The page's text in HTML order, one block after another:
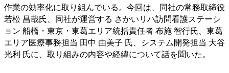
作業の効率化に取り組んでいる。今回は、同社の常務取締役
若松 昌哉氏、同社が運営する さかいリハ訪問看護ステーシ
ョン 船橋・東京・東葛エリア統括責任者 布施 智行氏、東葛
エリア医療事務担当 田中 由美子 氏、システム開発担当 大谷
光利 氏に、取り組みの内容や経緯について話を聞いた。